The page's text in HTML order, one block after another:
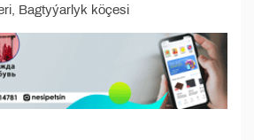
Bagtyýarlyk köçesi